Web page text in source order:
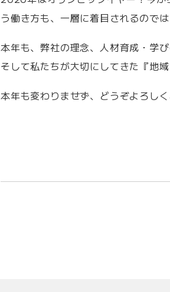
う働き方も、一層に着目されるので
本年も、弊社の理念、人材育成・学
そして私たちが大切にしてきた『地
本年も変わりませず、どうぞよろしく